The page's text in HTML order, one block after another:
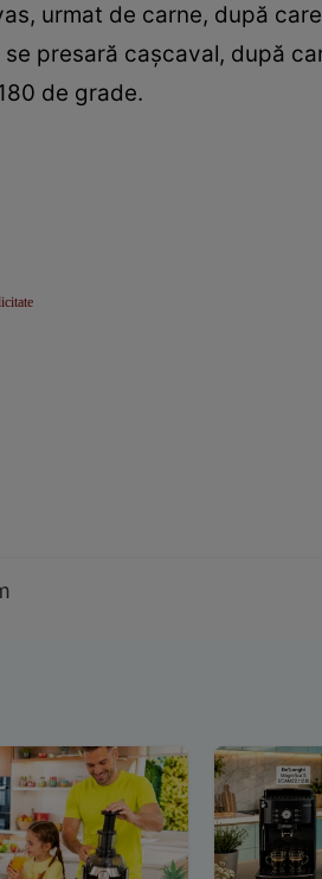
urmat de carne, după
presară cașcaval, după
de grade.